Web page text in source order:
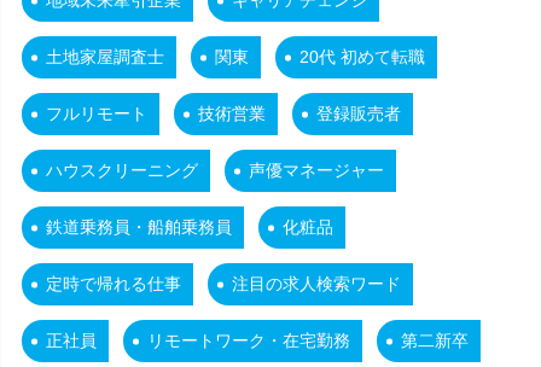
土地家屋調査士 関東 20代 初めて転職
フルリモート 技術営業 登録販売者
ハウスクリーニング 声優マネージャー
鉄道乗務員・船舶乗務員 化粧品
定時で帰れる仕事 注目の求人検索ワード
正社員 リモートワーク・在宅勤務 第二新卒